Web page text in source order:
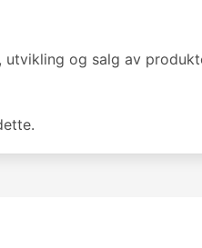
og salg av